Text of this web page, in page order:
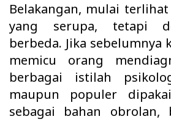
Belakangan, mulai
yang serupa, tetapi
berbeda. Jika sebelumnya
memicu orang
berbagai istilah
maupun populer
sebagai bahan obrolan,